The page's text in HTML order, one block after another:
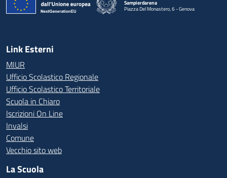
Sampierdarena
Piazza Del Monastero, 6 - Genova
— Visita la pagina iniziale della scuola
Link Esterni
MIUR
Ufficio Scolastico Regionale
Ufficio Scolastico Territoriale
Scuola in Chiaro
Iscrizioni On Line
Invalsi
Comune
Vecchio sito web
La Scuola